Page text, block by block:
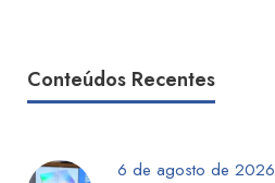
Conteúdos Recentes
6 de agosto de 2026